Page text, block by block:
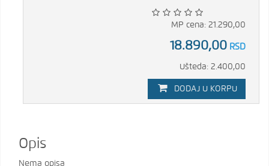
MP cena: 21.290,00
18.890,00 RSD
Ušteda: 2.400,00
DODAJ U KORPU
Opis
Nema opisa